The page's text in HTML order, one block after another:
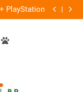
PlayStation